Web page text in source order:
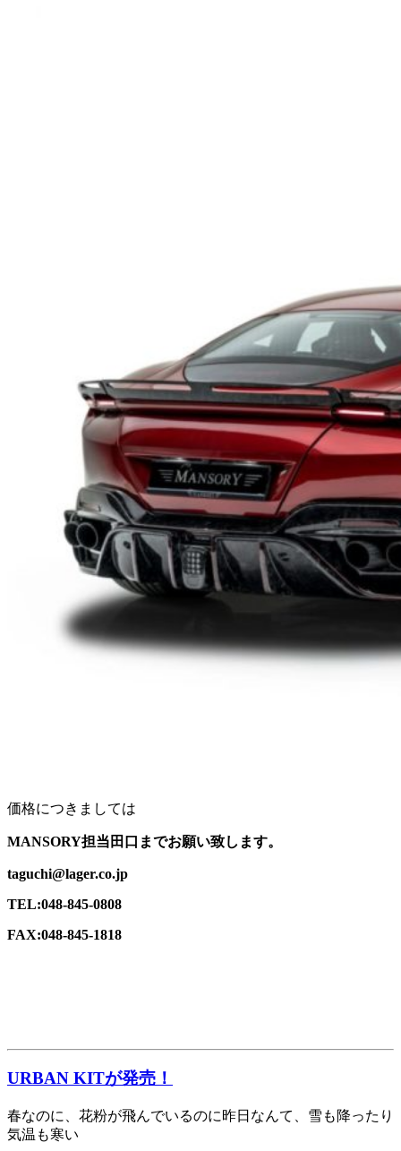
価格につきましては
MANSORY担当田口までお願い致します。
taguchi@lager.co.jp
TEL:048-845-0808
FAX:048-845-1818
URBAN KITが発売！
春なのに、花粉が飛んでいるのに昨日なんて、雪も降ったり
気温も寒い